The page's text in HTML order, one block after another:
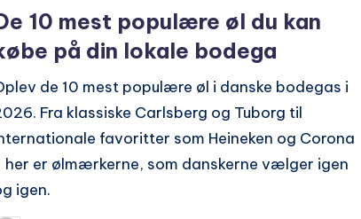
10 mest populære øl du kan
på din lokale bodega
de 10 mest populære øl i danske bodegas i
Fra klassiske Carlsberg og Tuborg til
favoritter som Heineken og Corona
her er ølmærkerne, som danskerne vælger igen
igen.